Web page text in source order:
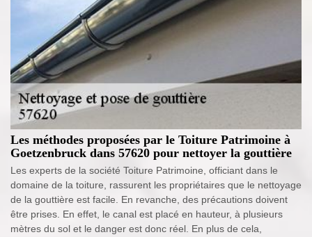
Les méthodes proposées par le Toiture Patrimoine à
Goetzenbruck dans 57620 pour nettoyer la gouttière
Les experts de la société Toiture Patrimoine, officiant dans le
domaine de la toiture, rassurent les propriétaires que le nettoyage
de la gouttière est facile. En revanche, des précautions doivent
être prises. En effet, le canal est placé en hauteur, à plusieurs
mètres du sol et le danger est donc réel. En plus de cela,